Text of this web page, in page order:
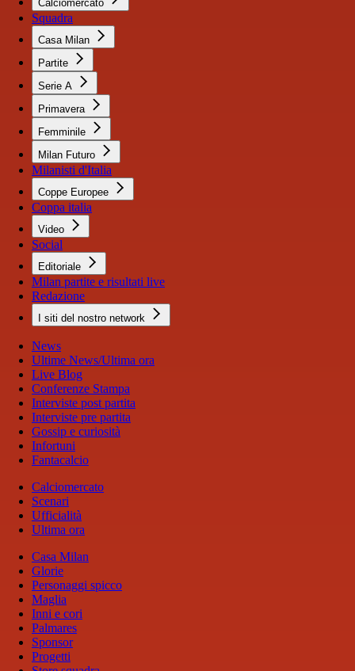
Calciomercato
Squadra
Casa Milan
Partite
Serie A
Primavera
Femminile
Milan Futuro
Milanisti d'Italia
Coppe Europee
Coppa italia
Video
Social
Editoriale
Milan partite e risultati live
Redazione
I siti del nostro network
News
Ultime News/Ultima ora
Live Blog
Conferenze Stampa
Interviste post partita
Interviste pre partita
Gossip e curiosità
Infortuni
Fantacalcio
Calciomercato
Scenari
Ufficialità
Ultima ora
Casa Milan
Glorie
Personaggi spicco
Maglia
Inni e cori
Palmares
Sponsor
Progetti